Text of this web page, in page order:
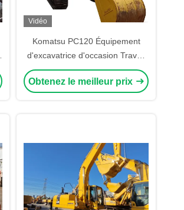
Vidéo
Komatsu PC120 Équipement
d'excavatrice d'occasion Travail
de terrassement Ingénierie
minière Moteur original
Obtenez le meilleur prix